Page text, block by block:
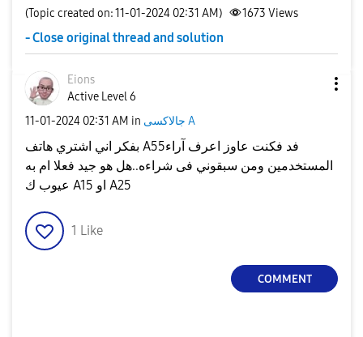
(Topic created on: 11-01-2024 02:31 AM) 1673 Views
- Close original thread and solution
Eions
Active Level 6
‎11-01-2024 02:31 AM in جالاكسى A
بفكر اني اشتري هاتف A55فد فكنت عاوز اعرف آراء
المستخدمين ومن سبقوني فى شراءه..هل هو جيد فعلا ام به
عيوب ك A15 او A25
1 Like
COMMENT